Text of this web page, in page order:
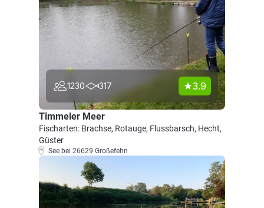
1230 317 3.9
Timmeler Meer
Fischarten: Brachse, Rotauge, Flussbarsch, Hecht,
Güster
See bei 26629 Großefehn